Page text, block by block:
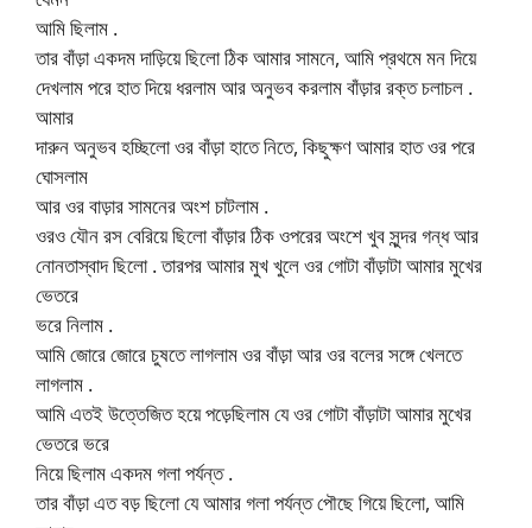
আমি ছিলাম .
তার বাঁড়া একদম দাড়িয়ে ছিলো ঠিক আমার সামনে, আমি প্রথমে মন দিয়ে
দেখলাম পরে হাত দিয়ে ধরলাম আর অনুভব করলাম বাঁড়ার রক্ত চলাচল .
আমার
দারুন অনুভব হচ্ছিলো ওর বাঁড়া হাতে নিতে, কিছুক্ষণ আমার হাত ওর পরে
ঘোসলাম
আর ওর বাড়ার সামনের অংশ চাটলাম .
ওরও যৌন রস বেরিয়ে ছিলো বাঁড়ার ঠিক ওপরের অংশে খুব সুন্দর গন্ধ আর
নোনতাস্বাদ ছিলো . তারপর আমার মুখ খুলে ওর গোটা বাঁড়াটা আমার মুখের
ভেতরে
ভরে নিলাম .
আমি জোরে জোরে চুষতে লাগলাম ওর বাঁড়া আর ওর বলের সঙ্গে খেলতে
লাগলাম .
আমি এতই উত্তেজিত হয়ে পড়েছিলাম যে ওর গোটা বাঁড়াটা আমার মুখের
ভেতরে ভরে
নিয়ে ছিলাম একদম গলা পর্যন্ত .
তার বাঁড়া এত বড় ছিলো যে আমার গলা পর্যন্ত পৌছে গিয়ে ছিলো, আমি